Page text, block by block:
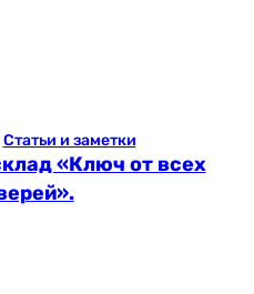
Статьи и заметки
«Ключ от всех